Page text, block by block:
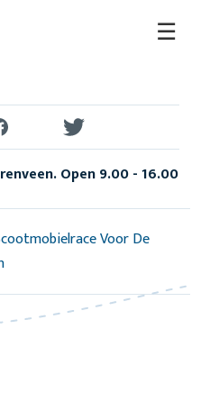
☰
Open 9.00 - 16.00
Voor De